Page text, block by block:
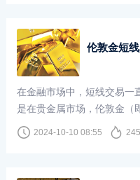
伦敦金短
在金融市场中，短线交易一
是在贵金属市场，伦敦金（
大而成为短线交易者的首选
钱吗”的讨论却屡见不鲜。
2024-10-10 08:55